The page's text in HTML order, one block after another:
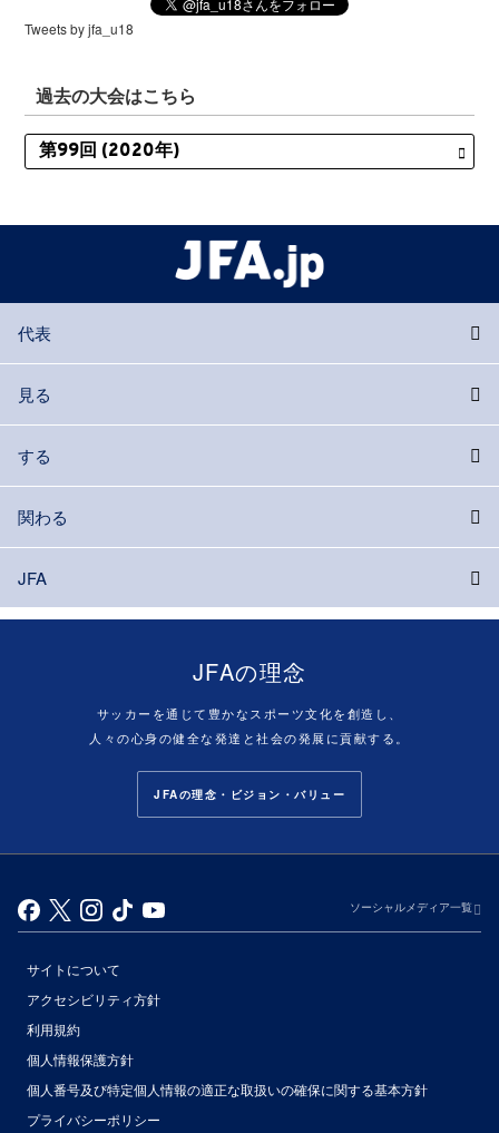
Tweets by jfa_u18
過去の大会はこちら
代表
見る
する
関わる
JFA
JFAの理念
サッカーを通じて豊かなスポーツ文化を創造し、
人々の心身の健全な発達と社会の発展に貢献する。
JFAの理念・ビジョン・バリュー
ソーシャルメディア一覧
サイトについて
アクセシビリティ方針
利用規約
個人情報保護方針
個人番号及び特定個人情報の適正な取扱いの確保に関する基本方針
プライバシーポリシー